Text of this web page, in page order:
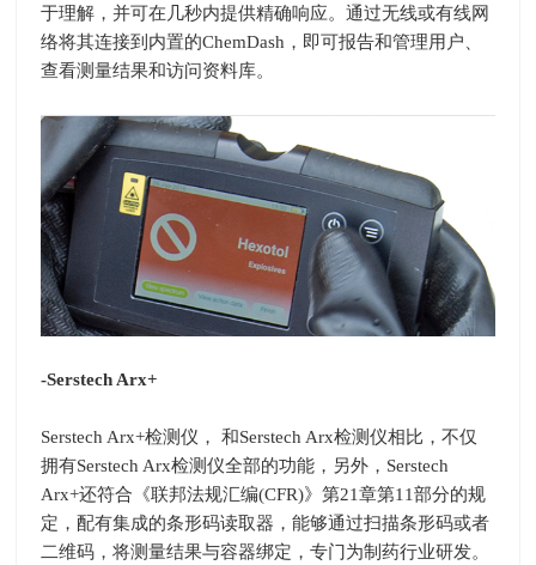
于理解，并可在几秒内提供精确响应。通过无线或有线网
络将其连接到内置的ChemDash，即可报告和管理用户、
查看测量结果和访问资料库。
-Serstech Arx+
Serstech Arx+检测仪， 和Serstech Arx检测仪相比，不仅
拥有Serstech Arx检测仪全部的功能，另外， Serstech
Arx+还符合《联邦法规汇编(CFR)》第21章第11部分的规
定，配有集成的条形码读取器，能够通过扫描条形码或者
二维码，将测量结果与容器绑定，专门为制药行业研发。